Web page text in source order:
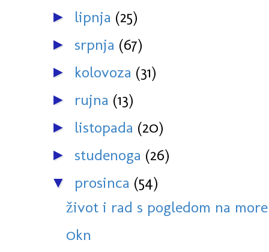
► lipnja (25)
► srpnja (67)
► kolovoza (31)
► rujna (13)
► listopada (20)
► studenoga (26)
▼ prosinca (54)
život i rad s pogledom na more
0kn